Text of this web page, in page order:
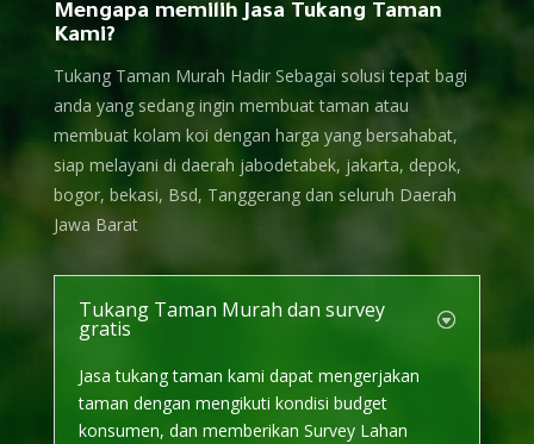
Mengapa memilih Jasa Tukang Taman
Kami?
Tukang Taman Murah Hadir Sebagai solusi tepat bagi
anda yang sedang ingin membuat taman atau
membuat kolam koi dengan harga yang bersahabat,
siap melayani di daerah jabodetabek, jakarta, depok,
bogor, bekasi, Bsd, Tanggerang dan seluruh Daerah
Jawa Barat
Tukang Taman Murah dan survey
gratis
Jasa tukang taman kami dapat mengerjakan
taman dengan mengikuti kondisi budget
konsumen, dan memberikan Survey Lahan